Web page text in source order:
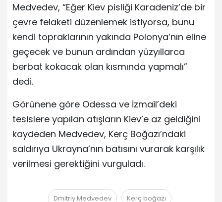
Medvedev, “Eğer Kiev pisliği Karadeniz’de bir
çevre felaketi düzenlemek istiyorsa, bunu
kendi topraklarının yakında Polonya’nın eline
geçecek ve bunun ardından yüzyıllarca
berbat kokacak olan kısmında yapmalı”
dedi.
Görünene göre Odessa ve İzmail’deki
tesislere yapılan atışların Kiev’e az geldiğini
kaydeden Medvedev, Kerç Boğazı’ndaki
saldırıya Ukrayna’nın batısını vurarak karşılık
verilmesi gerektiğini vurguladı.
Dmitriy Medvedev Kerç boğazı